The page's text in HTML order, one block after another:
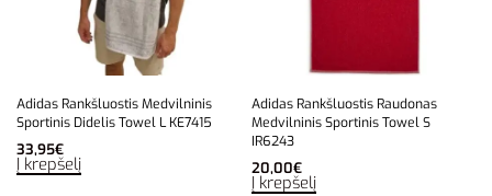
Adidas Rankšluostis Medvilninis
Sportinis Didelis Towel L KE7415
33,95€
Į krepšelį
Adidas Rankšluostis Raudonas
Medvilninis Sportinis Towel S
IR6243
20,00€
Į krepšelį